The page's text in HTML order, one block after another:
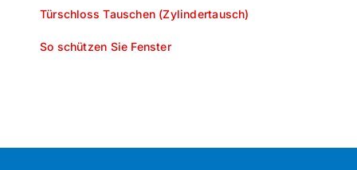
Türschloss Tauschen (Zylindertausch)
So schützen Sie Fenster